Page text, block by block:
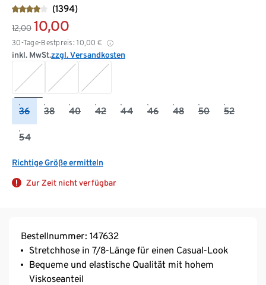
(1394)
12,00 10,00
30-Tage-Bestpreis: 10,00 €
inkl. MwSt.zzgl. Versandkosten
36 38 40 42 44 46 48 50 52
54
Richtige Größe ermitteln
Zur Zeit nicht verfügbar
Bestellnummer: 147632
Stretchhose in 7/8-Länge für einen Casual-Look
Bequeme und elastische Qualität mit hohem
Viskoseanteil